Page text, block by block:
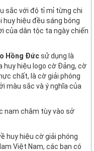
sắc với độ tỉ mỉ từng chi
hiệu đều sáng bóng
của dân tộc ta ngày chiến
Hồng Đứcsử dụng là
huy hiệu logo cờ Đảng, cờ
chất, là cờ giải phóng
màu sắc và ý nghĩa của
nam châm tùy vào sở
huy hiệu cờ giải phóng
Việt Nam, các bạn có